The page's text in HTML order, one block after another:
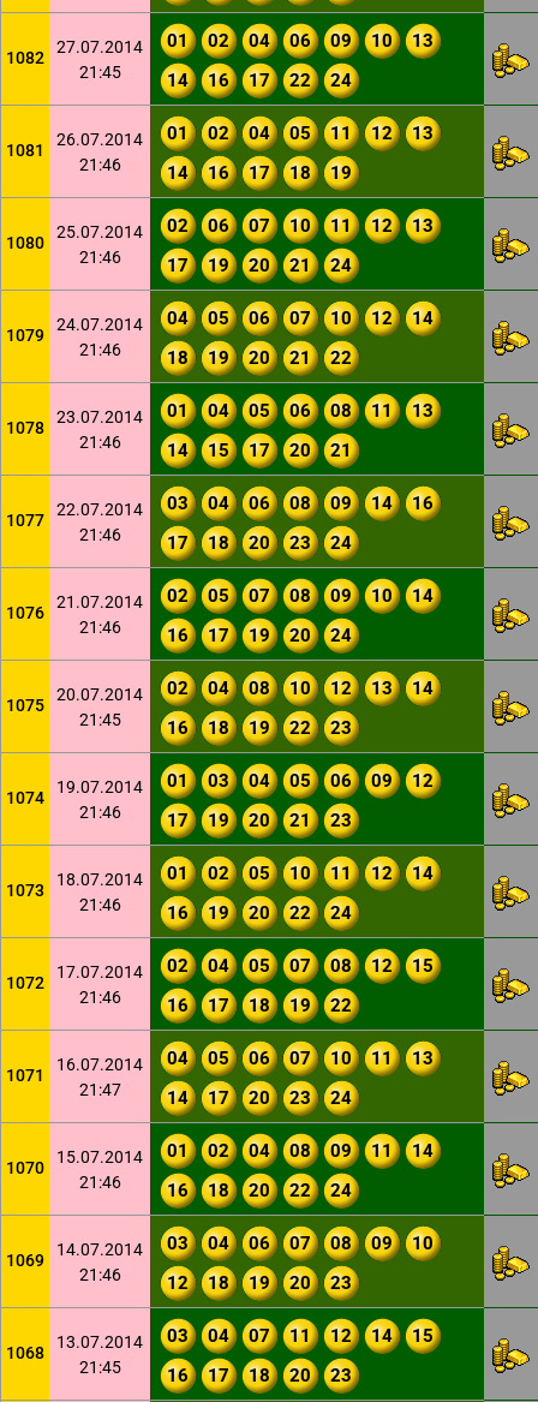
1082
27.07.2014
21:45
01 02 04 06 09 10
13
14
16 17 22 24
1081
26.07.2014
21:46
01 02 04 05 11 12
13
14
16 17 18 19
1080
25.07.2014
21:46
02 06 07 10 11 12
13
17
19 20 21 24
1079
24.07.2014
21:46
04 05 06 07 10 12
14
18
19 20 21 22
1078
23.07.2014
21:46
01 04 05 06 08 11
13
14
15 17 20 21
1077
22.07.2014
21:46
03 04 06 08 09 14
16
17
18 20 23 24
1076
21.07.2014
21:46
02 05 07 08 09 10
14
16
17 19 20 24
1075
20.07.2014
21:45
02 04 08 10 12 13
14
16
18 19 22 23
1074
19.07.2014
21:46
01 03 04 05 06 09
12
17
19 20 21 23
1073
18.07.2014
21:46
01 02 05 10 11 12
14
16
19 20 22 24
1072
17.07.2014
21:46
02 04 05 07 08 12
15
16
17 18 19 22
1071
16.07.2014
21:47
04 05 06 07 10 11
13
14
17 20 23 24
1070
15.07.2014
21:46
01 02 04 08 09 11
14
16
18 20 22 24
1069
14.07.2014
21:46
03 04 06 07 08 09
10
12
18 19 20 23
1068
13.07.2014
21:45
03 04 07 11 12 14
15
16
17 18 20 23